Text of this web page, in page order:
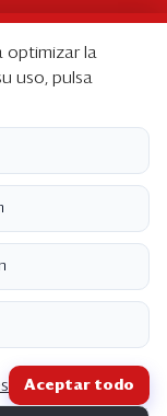
Todos los
optimizar la
uso, pulsa
Aceptar todo